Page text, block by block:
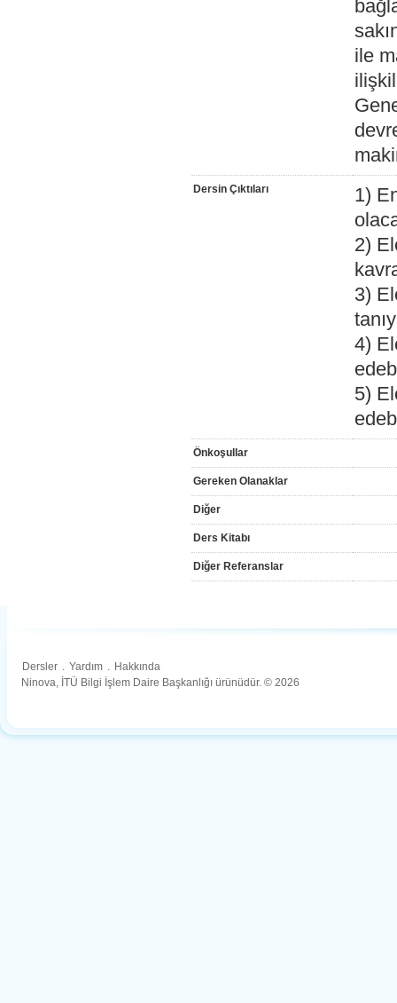
ile
Dersin Çıktıları
1)
2)
3)
4)
5)
Önkoşullar
Gereken Olanaklar
Diğer
Ders Kitabı
Diğer Referanslar
Dersler . Yardım . Hakkında
Ninova, İTÜ Bilgi İşlem Daire Başkanlığı ürünüdür. © 2026